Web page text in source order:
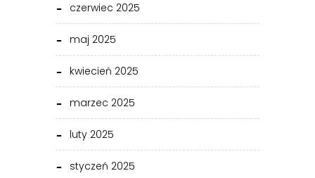
czerwiec 2025
maj 2025
kwiecień 2025
marzec 2025
luty 2025
styczeń 2025